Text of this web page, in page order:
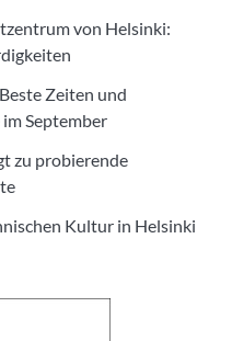
von Helsinki:
Zeiten und
September
zu probierende
Kultur in Helsinki